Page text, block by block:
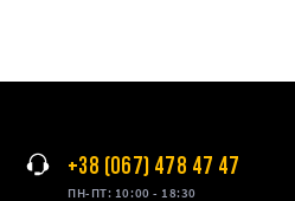
+38 (067) 478 47 47
ПН-ПТ: 10:00 - 18:30